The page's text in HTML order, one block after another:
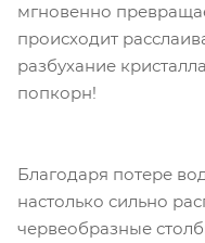
мгновенно
происходит
разбухание
попкорн!
Благодаря потере
настолько сильно
червеобразные